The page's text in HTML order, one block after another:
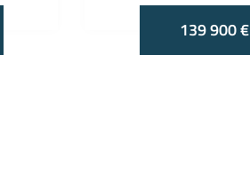
139 900 €